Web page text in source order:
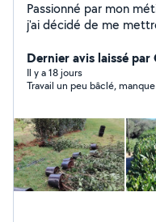
Passionné par mon
j'ai décidé de me
attentes Travaux d'entretien : *Tonte de gazon
*Debroussaillage
*Traitement
Travaux de création :
*Aménagement de
gazon synthétique
souple ou rigide Possibilité de passer avec le crédit
d'impôt immédiat à 50% POUR UN JARDIN À VOTRE
Dernier avis laissé
Il y a 18 jours
Travail un peu bâclé,